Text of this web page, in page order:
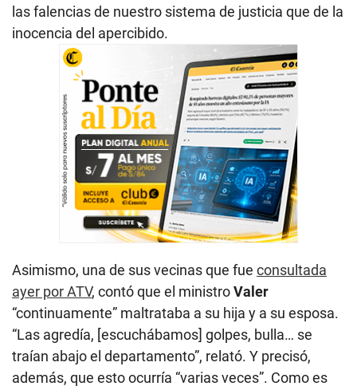
las falencias de nuestro sistema de justicia que de la
inocencia del apercibido.
Asimismo, una de sus vecinas que fue consultada
ayer por ATV, contó que el ministroValer
“continuamente” maltrataba a su hija y a su esposa.
“Las agredía, [escuchábamos] golpes, bulla… se
traían abajo el departamento”, relató. Y precisó,
además, que esto ocurría “varias veces”. Como es